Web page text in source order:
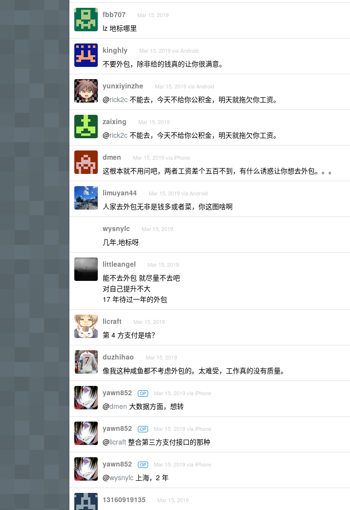
fbb707 Mar 15, 2019
lz 地标哪里
kinghly Mar 15, 2019 via Android
不要外包，除非给的钱真的让你很满意。
yunxiyinzhe Mar 15, 2019 via Android
@rick2c 不能去，今天不给你公积金，明天就拖欠你工资。
zaixing Mar 15, 2019
@rick2c 不能去，今天不给你公积金，明天就拖欠你工资。
dmen Mar 15, 2019 via iPhone
这根本就不用问吧，两者工资差个五百不到，有什么诱惑让你想去外包。。。
limuyan44 Mar 15, 2019 via Android
人家去外包无非是钱多或者菜，你这图啥啊
wysnylc Mar 15, 2019
几年,地标呀
littleangel Mar 15, 2019
能不去外包 就尽量不去吧
对自己提升不大
17 年待过一年的外包
licraft Mar 15, 2019
第 4 方支付是啥？
duzhihao Mar 15, 2019
像我这种咸鱼都不考虑外包的。太难受，工作真的没有质量。
yawn852 OP Mar 15, 2019 via iPhone
@dmen 大数据方面，想转
yawn852 OP Mar 15, 2019 via iPhone
@licraft 整合第三方支付接口的那种
yawn852 OP Mar 15, 2019 via iPhone
@wysnylc 上海，2 年
13160919135 Mar 15, 2019